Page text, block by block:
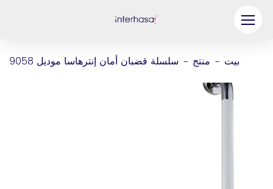
بيت - منتج - سلسلة قضبان أمان إنترهاسا موديل 9058